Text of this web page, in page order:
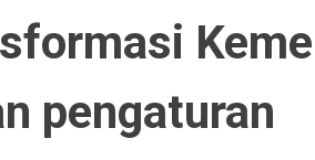
pengaturan